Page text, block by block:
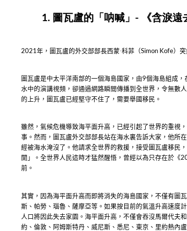
1. 圖瓦盧的「呐喊」- 《含淚
2021年，圖瓦盧的外交部部長西蒙·科菲（Simon Kofe）
圖瓦盧是中太平洋南部的一個海島國家，由9個海島組成，
水中的演講視頻，卻通過網路瞬間傳播到全世界，令無數
的上升，圖瓦盧已經堅守不住了，需要舉國移民。
雖然，氣候危機導致海平面升高，已經引起了世界的重視
事。然而，圖瓦盧外交部部長站在海水裏告訴大家，他所
經被海水淹沒了。他請求全世界的救援，接受圖瓦盧移民
開」。全世界人民這時才猛然醒悟，曾經以為只存在於《
前。
其實，因為海平面升高而即將消失的海島國家，不僅有圖
斯、帕勞、瑙魯、薩摩亞等。如果按目前的氣溫升高速度計
人口將因此失去家園。海平面升高，不僅會吞沒馬爾代夫
約、倫敦、阿姆斯特丹、威尼斯、悉尼、東京、里約熱內